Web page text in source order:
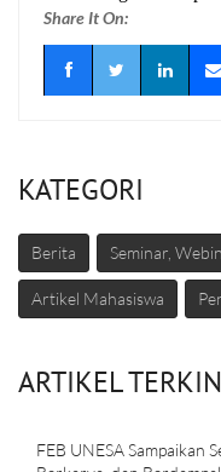
Share It On:
KATEGORI
Berita Seminar,
Artikel Mahasiswa
ARTIKEL
FEB UNESA Sampaikan